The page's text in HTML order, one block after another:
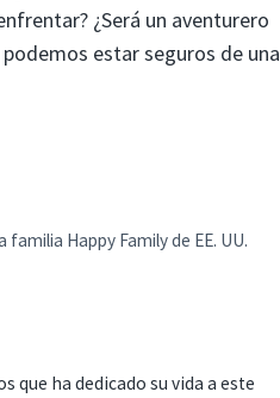
¿Será un aventurero
estar seguros de una
Happy Family de EE. UU.
que ha dedicado su vida a este